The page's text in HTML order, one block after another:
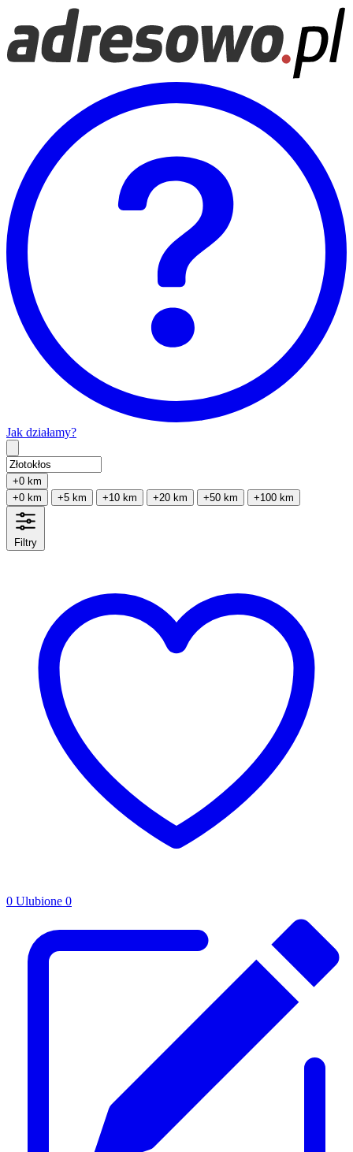
Jak działamy?
+0 km
+0 km
+5 km +10 km +20 km +50 km +100 km
Filtry
0 Ulubione 0